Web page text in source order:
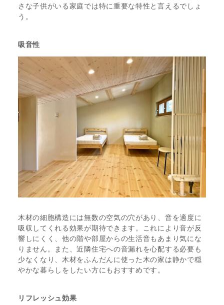
さな子供がいる家庭では特に重要な特性と言えるでしょ
う。
吸音性
木材の細胞構造には無数の空気の穴があり、音を適度に
吸収してくれる効果が期待できます。これにより音が反
響しにくく、他の階や部屋からの生活音もあまり気にな
りません。また、近隣住宅への音漏れを心配する必要も
少なくなり、木材をふんだんに使った木の家は静かで穏
やかな暮らしをしたい方にもおすすめです。
リフレッシュ効果